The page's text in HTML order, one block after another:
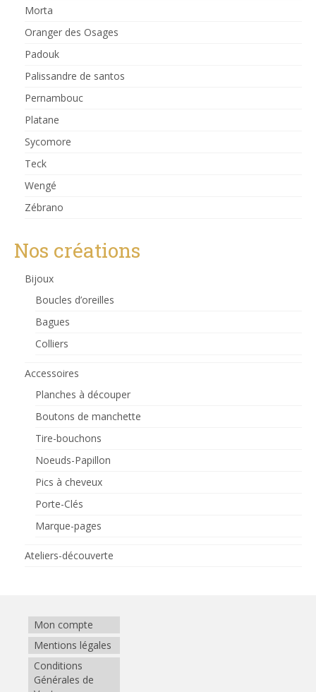
Morta
Oranger des Osages
Padouk
Palissandre de santos
Pernambouc
Platane
Sycomore
Teck
Wengé
Zébrano
Nos créations
Bijoux
Boucles d’oreilles
Bagues
Colliers
Accessoires
Planches à découper
Boutons de manchette
Tire-bouchons
Noeuds-Papillon
Pics à cheveux
Porte-Clés
Marque-pages
Ateliers-découverte
Mon compte
Mentions légales
Conditions
Générales de